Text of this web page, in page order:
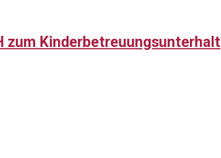
zum Kinderbetreuungsunterhalt